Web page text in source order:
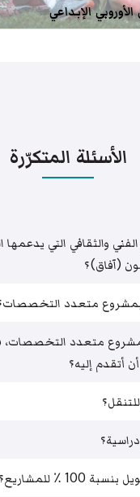
الإبداعي
الأسئلة المتكرّرة
والثقافي التي
(آفاق)؟
متعدد
متعدد التخصصات،
أتقدم إليه؟
٪ للمشاريع؟